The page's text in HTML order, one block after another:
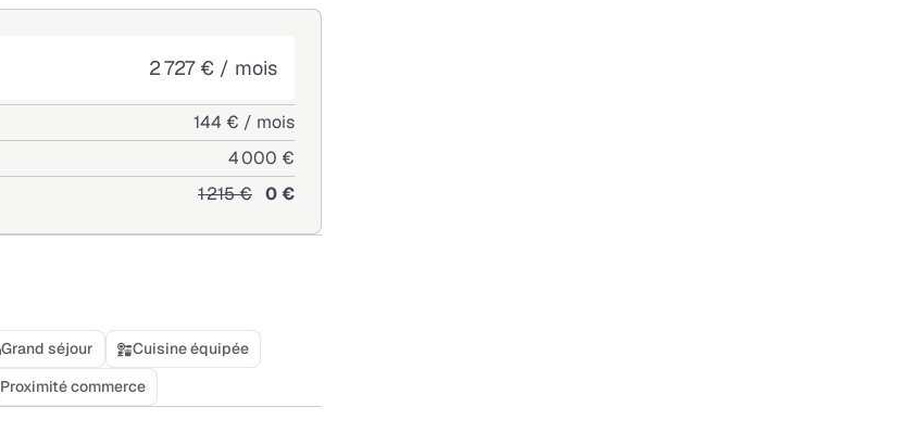
2 727 € / mois
144 € / mois
4 000 €
1 215 € 0 €
Grand séjour
Cuisine équipée
Proximité commerce